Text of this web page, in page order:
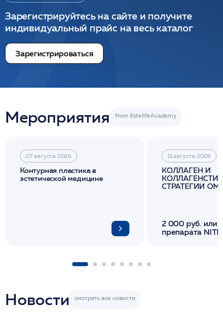
Зарегистрируйтесь на сайте и получите
индивидуальный прайс на весь каталог
Зарегистрироваться
Мероприятия
07 августа 2026
Контурная пластика в
эстетической медицине
11 августа 2026
КОЛЛАГЕН И
СТРАТЕГИИ
2 000 руб. или
препарата
Новости